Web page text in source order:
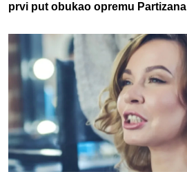
prvi put obukao opremu Partizana